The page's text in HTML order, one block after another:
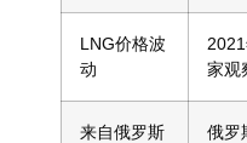
LNG价格波
动
家观
来自俄罗斯
俄罗